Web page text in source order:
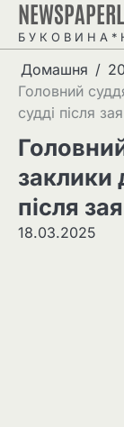
Перейти
вмісту
Б У К О В И Н А *
Домашня
Головний
судді після
заклики
після
18.03.2025